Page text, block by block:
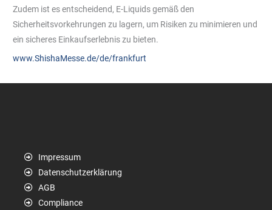
Zudem ist es entscheidend, E-Liquids gemäß den
Sicherheitsvorkehrungen zu lagern, um Risiken zu minimieren und
ein sicheres Einkaufserlebnis zu bieten.
www.ShishaMesse.de/de/frankfurt
Impressum
Datenschutzerklärung
AGB
Compliance